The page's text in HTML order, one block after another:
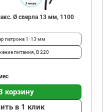
Ø сверла 13 мм, 1100
патрона1-13 мм
питания, В220
корзину
в 1 клик